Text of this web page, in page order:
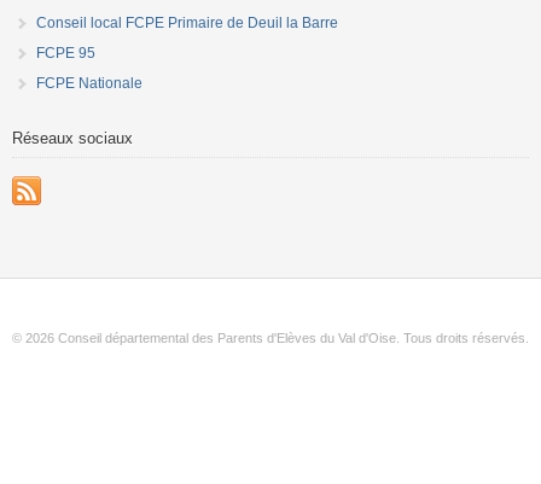
Conseil local FCPE Primaire de Deuil la Barre
FCPE 95
FCPE Nationale
Réseaux sociaux
© 2026 Conseil départemental des Parents d'Elèves du Val d'Oise. Tous droits réservés.